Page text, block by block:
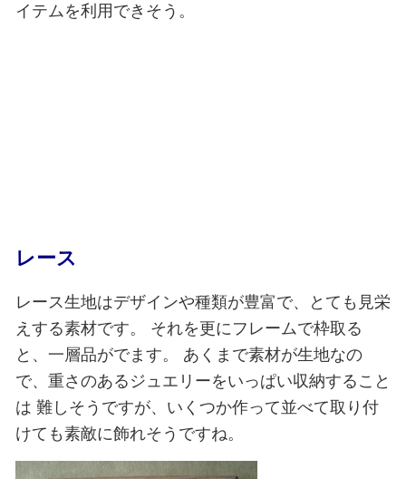
イテムを利用できそう。
レース
レース生地はデザインや種類が豊富で、とても見栄
えする素材です。
それを更にフレームで枠取る
と、一層品がでます。
あくまで素材が生地なの
で、重さのあるジュエリーをいっぱい収納すること
は 難しそうですが、いくつか作って並べて取り付
けても素敵に飾れそうですね。